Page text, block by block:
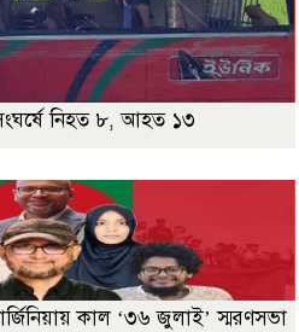
নিহত ৮, আহত ১৩
কাল ‘৩৬ জুলাই’ স্মরণসভা